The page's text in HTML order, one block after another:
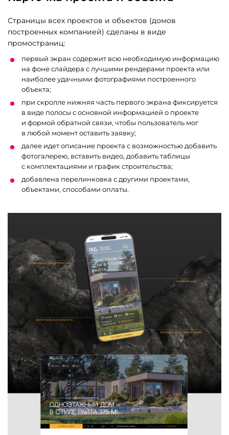
Страницы всех проектов и объектов (домов
построенных компанией) сделаны в виде
промостраниц:
первый экран содержит всю необходимую информацию
на фоне слайдера с лучшими рендерами проекта или
наиболее удачными фотографиями построенного
объекта;
при скролле нижняя часть первого экрана фиксируется
в виде полосы с основной информацией о проекте
и формой обратной связи, чтобы пользователь мог
в любой момент оставить заявку;
далее идет описание проекта с возможностью добавить
фотогалерею, вставить видео, добавить таблицы
с комплектациями и график строительства;
добавлена перелинковка с другими проектами,
объектами, способами оплаты.